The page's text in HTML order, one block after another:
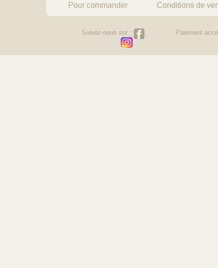
Pour commander Conditions de
Suivez-nous sur : Paiement